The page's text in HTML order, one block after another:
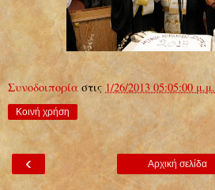
Συνοδοιπορία στις 1/26/2013 05:05:00 μ.μ.
Κοινή χρήση
‹ Αρχική σελίδα